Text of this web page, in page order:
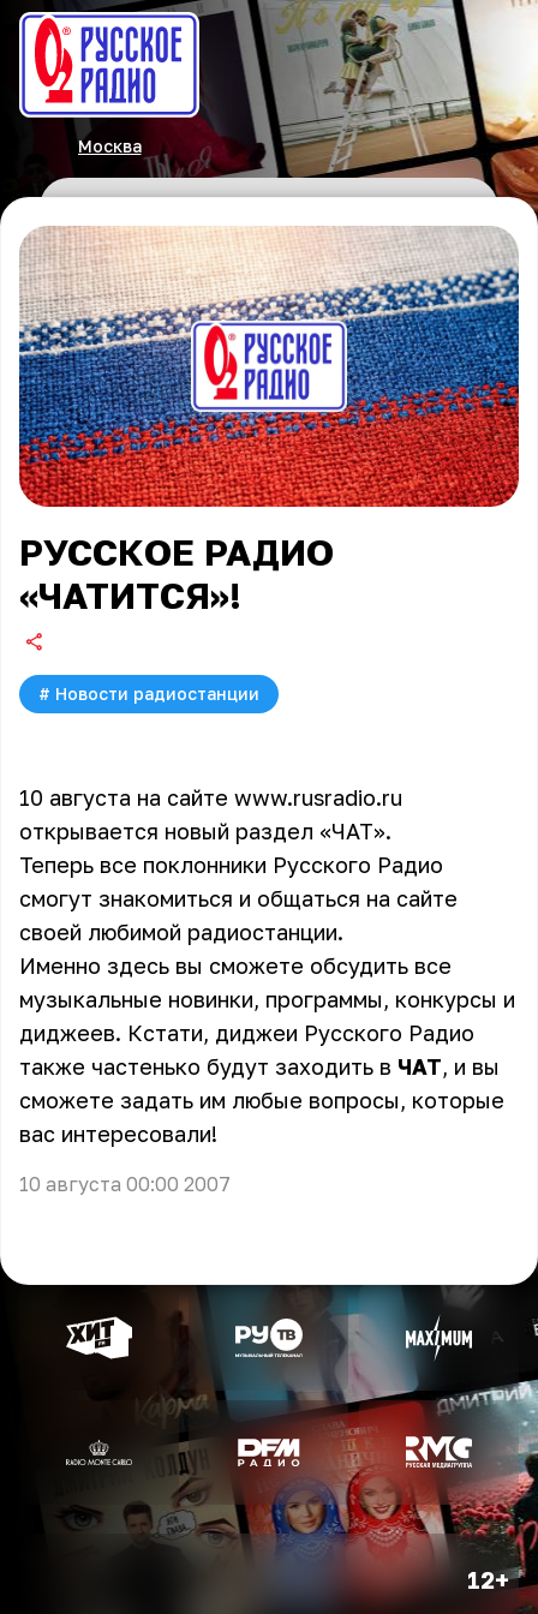
Москва
РУССКОЕ РАДИО
«ЧАТИТСЯ»!
# Новости радиостанции
10 августа на сайте www.rusradio.ru
открывается новый раздел «ЧАТ».
Теперь все поклонники Русского Радио
смогут знакомиться и общаться на сайте
своей любимой радиостанции.
Именно здесь вы сможете обсудить все
музыкальные новинки, программы, конкурсы и
диджеев. Кстати, диджеи Русского Радио
также частенько будут заходить в ЧАТ, и вы
сможете задать им любые вопросы, которые
вас интересовали!
10 августа 00:00 2007
12+